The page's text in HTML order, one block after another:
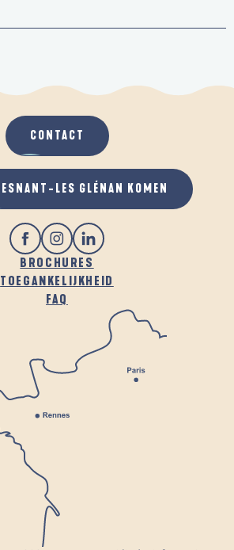
BROCHURES
TOEGANKELIJKHEID
FAQ
CONTACT
LES GLÉNAN KOMEN